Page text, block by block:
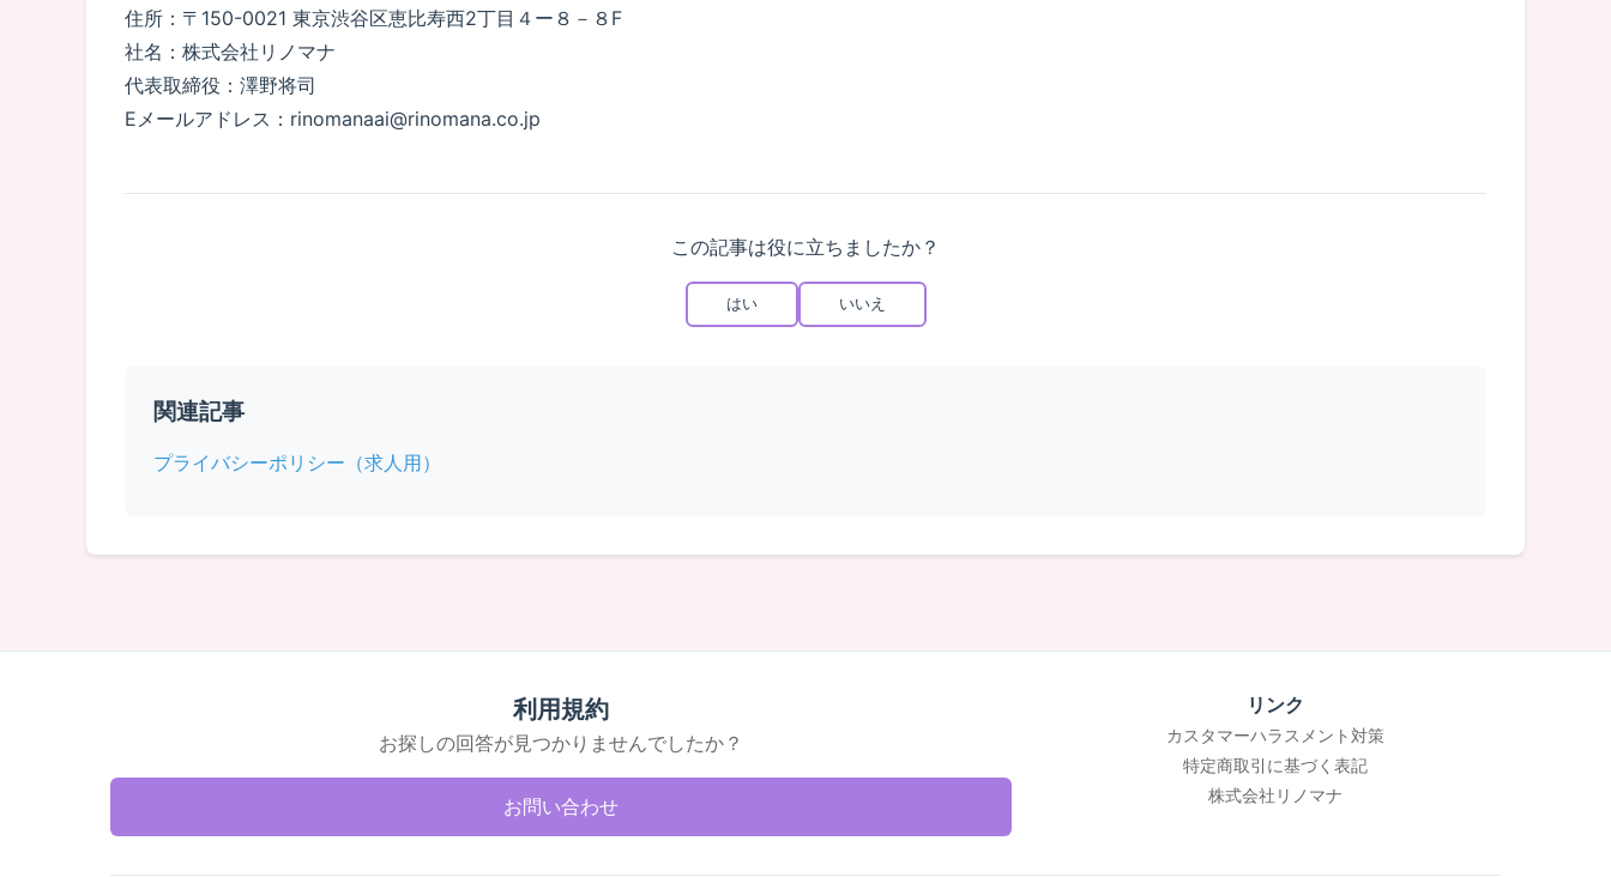
住所：〒150-0021 東京渋谷区恵比寿西2丁目４ー８－８F
社名：株式会社リノマナ
代表取締役：澤野将司
Eメールアドレス：rinomanaai@rinomana.co.jp
この記事は役に立ちましたか？
はい いいえ
関連記事
プライバシーポリシー（求人用）
利用規約
お探しの回答が見つかりませんでしたか？
お問い合わせ
リンク
カスタマーハラスメント対策
特定商取引に基づく表記
株式会社リノマナ